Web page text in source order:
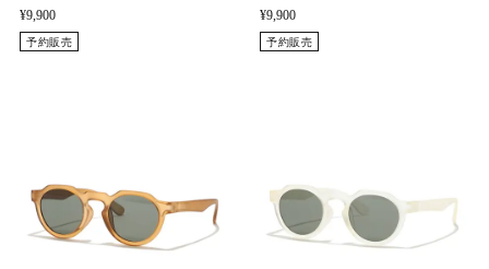
¥9,900
予約販売
¥9,900
予約販売